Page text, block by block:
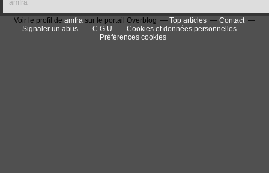
amfra
Voir le profil de amfra sur le portail Overblog Top articles
Contact
Signaler un abus
C.G.U.
Cookies et données personnelles
Préférences cookies